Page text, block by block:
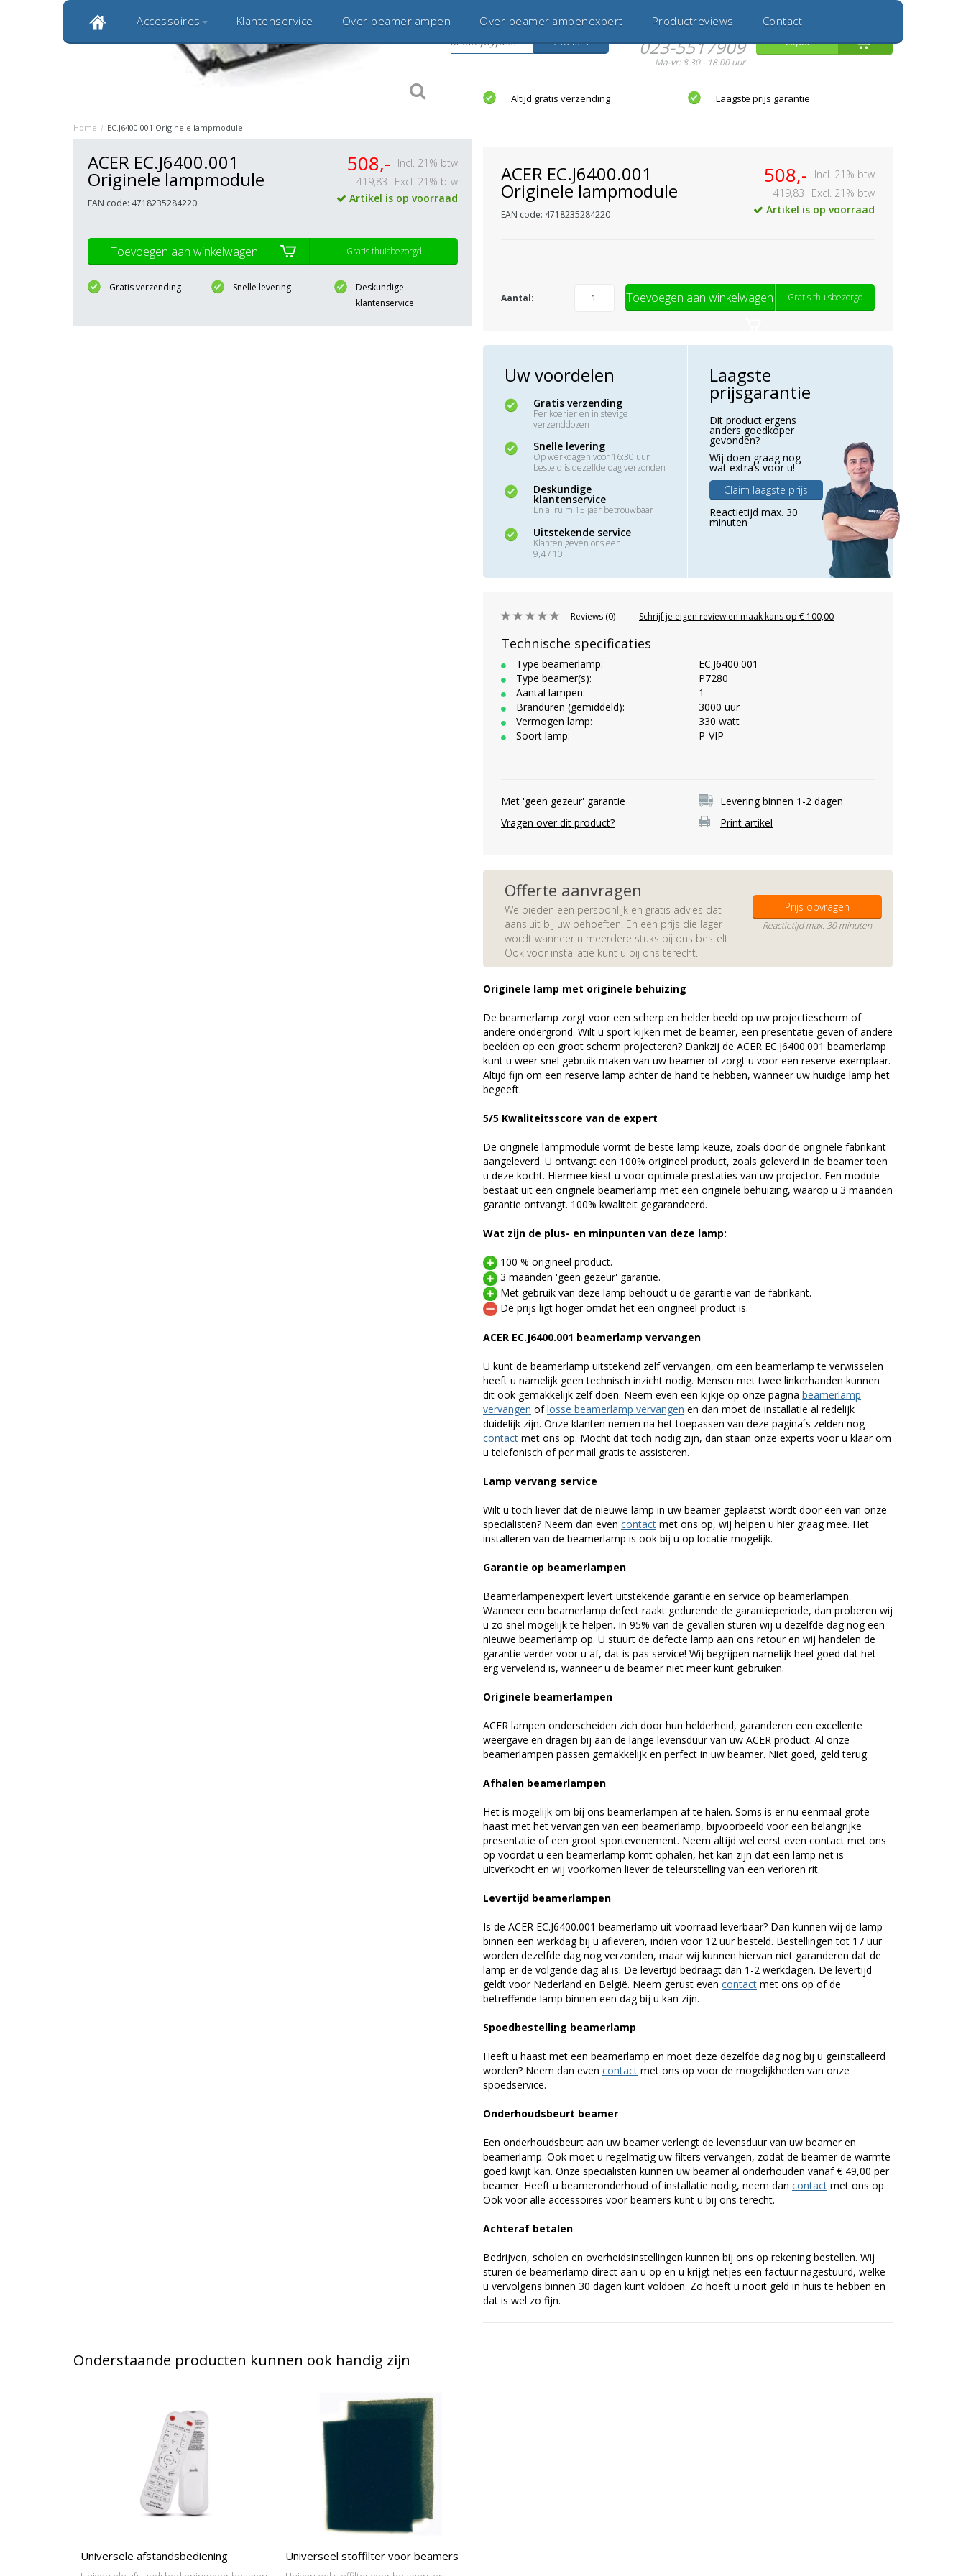
Inloggen
Klantbeoordeling 9,0
Bekijk alle 1000+ reviews
Zoeken
Hulp nodig?
023-5517909
Ma-vr: 8.30 - 18.00 uur
€0,00
Accessoires Klantenservice Over beamerlampen Over beamerlampenexpert Productreviews Contact
20 jaar betrouwbaar en ervaren Altijd gratis verzending Laagste prijs garantie
Home / EC.J6400.001 Originele lampmodule
ACER EC.J6400.001
Originele lampmodule
EAN code: 4718235284220
508,-
Incl. 21% btw
419,83
Excl. 21% btw
Artikel is op voorraad
Toevoegen aan winkelwagen Gratis thuisbezorgd
Gratis verzending Snelle levering
Deskundige
klantenservice
ACER EC.J6400.001
Originele lampmodule
EAN code: 4718235284220
508,-
Incl. 21% btw
419,83
Excl. 21% btw
Artikel is op voorraad
Aantal: Toevoegen aan winkelwagen Gratis thuisbezorgd
Uw voordelen
Gratis verzending
Per koerier en in stevige
verzenddozen
Snelle levering
Op werkdagen voor 16:30 uur
besteld is dezelfde dag verzonden
Deskundige
klantenservice
En al ruim 15 jaar betrouwbaar
Uitstekende service
Klanten geven ons een
9,4 / 10
Laagste
prijsgarantie
Dit product ergens
anders goedkoper
gevonden?
Wij doen graag nog
wat extra’s voor u!
Claim laagste prijs
Reactietijd max. 30
minuten
Reviews (0) Schrijf je eigen review en maak kans op € 100,00
Technische specificaties
Type beamerlamp:
EC.J6400.001
Type beamer(s):
P7280
Aantal lampen:
1
Branduren (gemiddeld):
3000 uur
Vermogen lamp:
330 watt
Soort lamp:
P-VIP
Met 'geen gezeur' garantie
Levering binnen 1-2 dagen
Vragen over dit product?
Print artikel
Offerte aanvragen
We bieden een persoonlijk en gratis advies dat
aansluit bij uw behoeften. En een prijs die lager
wordt wanneer u meerdere stuks bij ons bestelt.
Ook voor installatie kunt u bij ons terecht.
Prijs opvragen
Reactietijd max. 30 minuten
Originele lamp met originele behuizing
De beamerlamp zorgt voor een scherp en helder beeld op uw projectiescherm of
andere ondergrond. Wilt u sport kijken met de beamer, een presentatie geven of andere
beelden op een groot scherm projecteren? Dankzij de ACER EC.J6400.001 beamerlamp
kunt u weer snel gebruik maken van uw beamer of zorgt u voor een reserve-exemplaar.
Altijd fijn om een reserve lamp achter de hand te hebben, wanneer uw huidige lamp het
begeeft.
5/5 Kwaliteitsscore van de expert
De originele lampmodule vormt de beste lamp keuze, zoals door de originele fabrikant
aangeleverd. U ontvangt een 100% origineel product, zoals geleverd in de beamer toen
u deze kocht. Hiermee kiest u voor optimale prestaties van uw projector. Een module
bestaat uit een originele beamerlamp met een originele behuizing, waarop u 3 maanden
garantie ontvangt. 100% kwaliteit gegarandeerd.
Wat zijn de plus- en minpunten van deze lamp:
100 % origineel product.
3 maanden 'geen gezeur' garantie.
Met gebruik van deze lamp behoudt u de garantie van de fabrikant.
De prijs ligt hoger omdat het een origineel product is.
ACER EC.J6400.001 beamerlamp vervangen
U kunt de beamerlamp uitstekend zelf vervangen, om een beamerlamp te verwisselen
heeft u namelijk geen technisch inzicht nodig. Mensen met twee linkerhanden kunnen
dit ook gemakkelijk zelf doen. Neem even een kijkje op onze pagina beamerlamp
vervangen oflosse beamerlamp vervangen en dan moet de installatie al redelijk
duidelijk zijn. Onze klanten nemen na het toepassen van deze pagina´s zelden nog
contact met ons op. Mocht dat toch nodig zijn, dan staan onze experts voor u klaar om
u telefonisch of per mail gratis te assisteren.
Lamp vervang service
Wilt u toch liever dat de nieuwe lamp in uw beamer geplaatst wordt door een van onze
specialisten? Neem dan even contact met ons op, wij helpen u hier graag mee. Het
installeren van de beamerlamp is ook bij u op locatie mogelijk.
Garantie op beamerlampen
Beamerlampenexpert levert uitstekende garantie en service op beamerlampen.
Wanneer een beamerlamp defect raakt gedurende de garantieperiode, dan proberen wij
u zo snel mogelijk te helpen. In 95% van de gevallen sturen wij u dezelfde dag nog een
nieuwe beamerlamp op. U stuurt de defecte lamp aan ons retour en wij handelen de
garantie verder voor u af, dat is pas service! Wij begrijpen namelijk heel goed dat het
erg vervelend is, wanneer u de beamer niet meer kunt gebruiken.
Originele beamerlampen
ACER lampen onderscheiden zich door hun helderheid, garanderen een excellente
weergave en dragen bij aan de lange levensduur van uw ACER product. Al onze
beamerlampen passen gemakkelijk en perfect in uw beamer. Niet goed, geld terug.
Afhalen beamerlampen
Het is mogelijk om bij ons beamerlampen af te halen. Soms is er nu eenmaal grote
haast met het vervangen van een beamerlamp, bijvoorbeeld voor een belangrijke
presentatie of een groot sportevenement. Neem altijd wel eerst even contact met ons
op voordat u een beamerlamp komt ophalen, het kan zijn dat een lamp net is
uitverkocht en wij voorkomen liever de teleurstelling van een verloren rit.
Levertijd beamerlampen
Is de ACER EC.J6400.001 beamerlamp uit voorraad leverbaar? Dan kunnen wij de lamp
binnen een werkdag bij u afleveren, indien voor 12 uur besteld. Bestellingen tot 17 uur
worden dezelfde dag nog verzonden, maar wij kunnen hiervan niet garanderen dat de
lamp er de volgende dag al is. De levertijd bedraagt dan 1-2 werkdagen. De levertijd
geldt voor Nederland en België. Neem gerust even contact met ons op of de
betreffende lamp binnen een dag bij u kan zijn.
Spoedbestelling beamerlamp
Heeft u haast met een beamerlamp en moet deze dezelfde dag nog bij u geïnstalleerd
worden? Neem dan even contact met ons op voor de mogelijkheden van onze
spoedservice.
Onderhoudsbeurt beamer
Een onderhoudsbeurt aan uw beamer verlengt de levensduur van uw beamer en
beamerlamp. Ook moet u regelmatig uw filters vervangen, zodat de beamer de warmte
goed kwijt kan. Onze specialisten kunnen uw beamer al onderhouden vanaf € 49,00 per
beamer. Heeft u beameronderhoud of installatie nodig, neem dan contact met ons op.
Ook voor alle accessoires voor beamers kunt u bij ons terecht.
Achteraf betalen
Bedrijven, scholen en overheidsinstellingen kunnen bij ons op rekening bestellen. Wij
sturen de beamerlamp direct aan u op en u krijgt netjes een factuur nagestuurd, welke
u vervolgens binnen 30 dagen kunt voldoen. Zo hoeft u nooit geld in huis te hebben en
dat is wel zo fijn.
Onderstaande producten kunnen ook handig zijn
Universele afstandsbediening Universeel stoffilter voor beamers